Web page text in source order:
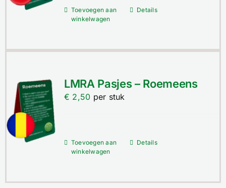
Toevoegen aan
winkelwagen
Details
LMRA Pasjes – Roemeens
€ 2,50 per stuk
Toevoegen aan
winkelwagen
Details